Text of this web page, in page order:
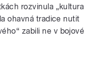
rozvinula „kultura
ohavná tradice nutit
zabili ne v bojové